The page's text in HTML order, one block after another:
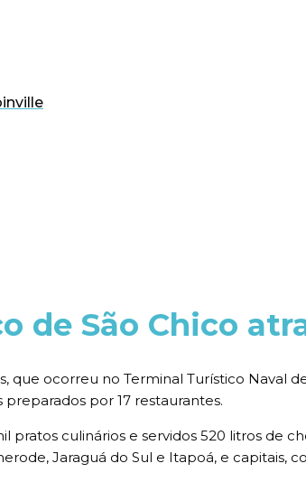
de São Chico
que ocorreu no Terminal Turístico Naval
por 17 restaurantes.
pratos culinários e servidos 520 litros de
Jaraguá do Sul e Itapoá, e